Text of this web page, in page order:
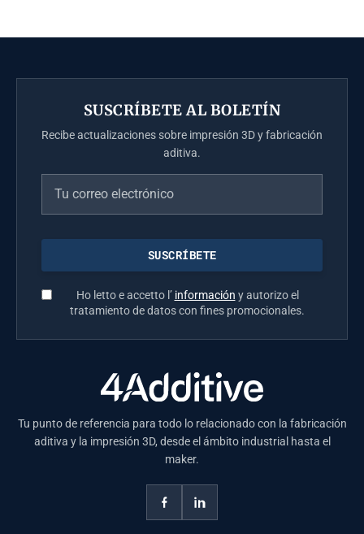
SUSCRÍBETE AL BOLETÍN
Recibe actualizaciones sobre impresión 3D y fabricación
aditiva.
Ho letto e accetto l’ información y autorizo el
tratamiento de datos con fines promocionales.
Tu punto de referencia para todo lo relacionado con la fabricación
aditiva y la impresión 3D, desde el ámbito industrial hasta el
maker.